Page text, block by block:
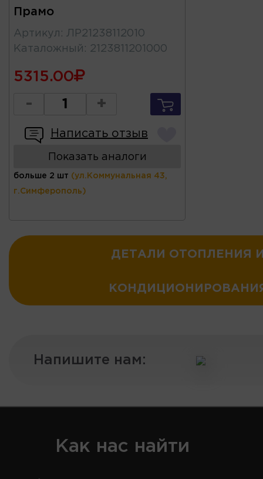
Прамо
Артикул : ЛР21238112010
Каталожный : 2123811201000
5315.00
- +
Написать отзыв
Показать аналоги
больше 2 шт (ул.Коммунальная 43,
г.Симферополь)
ДЕТАЛИ ОТОПЛЕНИЯ
Напишите нам:
Как нас найти